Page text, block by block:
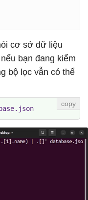
cơ sở dữ liệu
bạn đang kiểm
bộ lọc vẫn có thể